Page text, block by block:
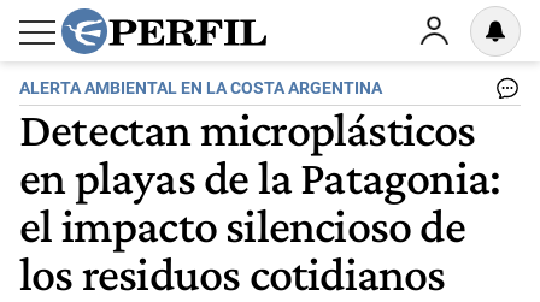
ALERTA AMBIENTAL EN LA COSTA ARGENTINA
Detectan microplásticos
en playas de la Patagonia:
el impacto silencioso de
los residuos cotidianos